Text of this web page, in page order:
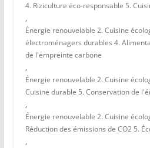
4. Riziculture éco-responsable 5.
,
Énergie renouvelable 2. Cuisine
électroménagers durables 4.
de l'empreinte carbone
,
Énergie renouvelable 2. Cuisine
Cuisine durable 5. Conservation de
,
Énergie renouvelable 2. Cuisine
Réduction des émissions de CO2 5.
,